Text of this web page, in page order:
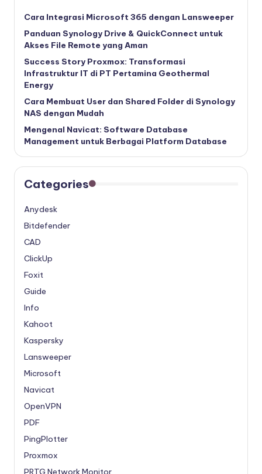
Cara Integrasi Microsoft 365 dengan Lansweeper
Panduan Synology Drive & QuickConnect untuk
Akses File Remote yang Aman
Success Story Proxmox: Transformasi
Infrastruktur IT di PT Pertamina Geothermal
Energy
Cara Membuat User dan Shared Folder di Synology
NAS dengan Mudah
Mengenal Navicat: Software Database
Management untuk Berbagai Platform Database
Categories
Anydesk
Bitdefender
CAD
ClickUp
Foxit
Guide
Info
Kahoot
Kaspersky
Lansweeper
Microsoft
Navicat
OpenVPN
PDF
PingPlotter
Proxmox